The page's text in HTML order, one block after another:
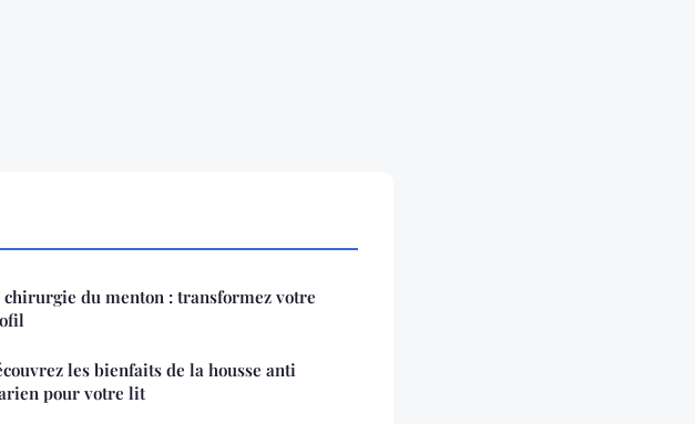
chirurgie du menton : transformez votre
les bienfaits de la housse anti
pour votre lit